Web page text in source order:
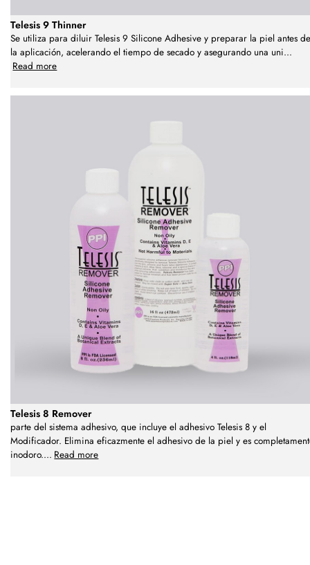
Telesis 9 Thinner
Se utiliza para diluir Telesis 9 Silicone Adhesive y preparar la piel antes de
la aplicación, acelerando el tiempo de secado y asegurando una uni...
Read more
Telesis 8 Remover
parte del sistema adhesivo, que incluye el adhesivo Telesis 8 y el
Modificador. Elimina eficazmente el adhesivo de la piel y es
inodoro.... Read more